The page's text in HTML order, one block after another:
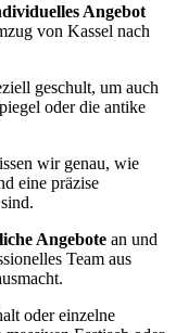
Angebot
von Kassel nach
geschult, um auch
oder die antike
wir genau, wie
eine präzise
Angebote an und
Team aus
oder einzelne